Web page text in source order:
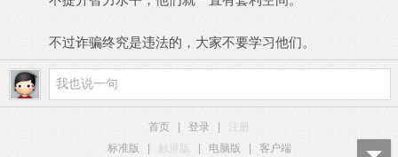
不过诈骗终究是违法的，大家不要学习他们。
首页 登录
注册
标准版
触屏版 电脑版 客户端